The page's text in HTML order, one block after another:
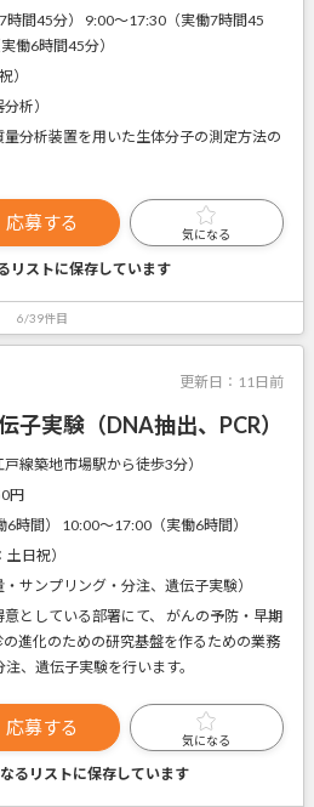
時間45分） 9:00～17:30（実働7時間45
働6時間45分）
）
析）
分析装置を用いた生体分子の測定方法の
応募する
気になる
リストに保存しています
6/39件目
更新日： 11日前
子実験（DNA抽出、PCR）
線築地市場駅から徒歩3分）
円
時間） 10:00～17:00（実働6時間）
日祝）
サンプリング・分注、遺伝子実験）
としている部署にて、 がんの予防・早期
進化のための研究基盤を作るための業務
、遺伝子実験を行います。
応募する
気になる
るリストに保存しています